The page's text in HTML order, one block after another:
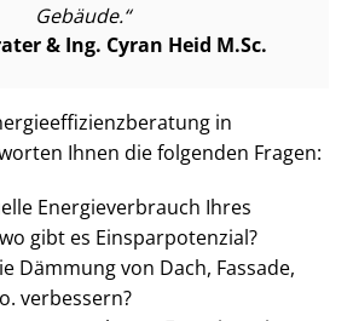
Gebäude.
& Ing. Cyran Heid M.Sc.
in
Ihnen die folgenden Fragen:
En­er­gie­ver­brauch Ihres
gibt es Ein­spar­po­ten­zi­al?
Dämmung von Dach, Fassade,
verbessern?